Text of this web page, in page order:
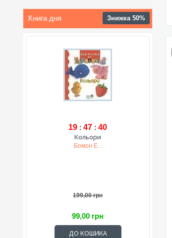
Книга дня Знижка 50%
19 : 47 : 39
Кольори
Бомон Е. .
199,00 грн
99,00 грн
ДО КОШИКА